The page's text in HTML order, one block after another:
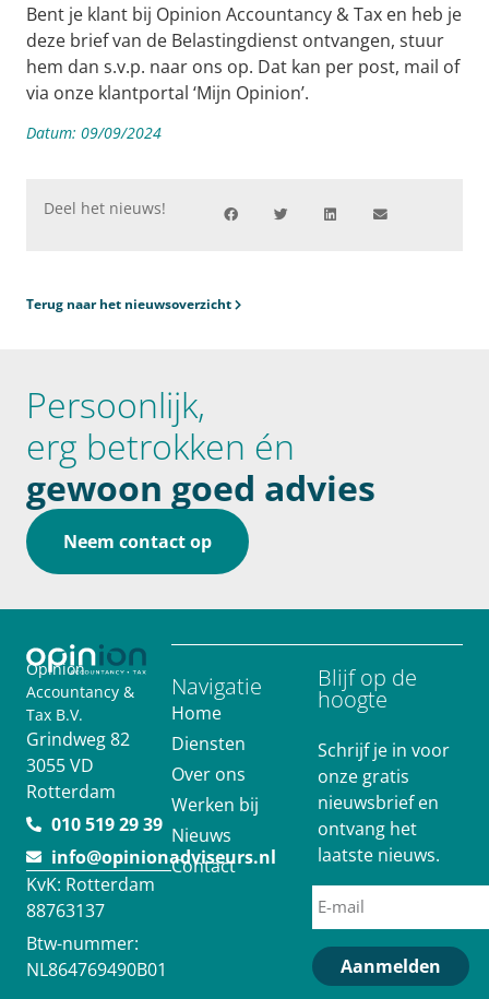
Bent je klant bij Opinion Accountancy & Tax en heb je
deze brief van de Belastingdienst ontvangen, stuur
hem dan s.v.p. naar ons op. Dat kan per post, mail of
via onze klantportal ‘Mijn Opinion’.
Datum: 09/09/2024
Deel het nieuws!
Terug naar het nieuwsoverzicht
Persoonlijk,
erg betrokken én
gewoon goed advies
Neem contact op
Opinion
Accountancy &
Tax B.V.
Grindweg 82
3055 VD
Rotterdam
010 519 29 39
info@opinionadviseurs.nl
KvK: Rotterdam
88763137
Btw-nummer:
NL864769490B01
Navigatie
Home
Diensten
Over ons
Werken bij
Nieuws
Contact
Blijf op de
hoogte
Schrijf je in voor
onze gratis
nieuwsbrief en
ontvang het
laatste nieuws.
Aanmelden